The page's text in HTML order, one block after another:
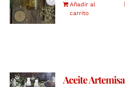
Añadir al
carrito
Aceite Artemisa